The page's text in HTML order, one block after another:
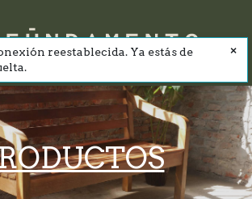
reestablecida. Ya estás de